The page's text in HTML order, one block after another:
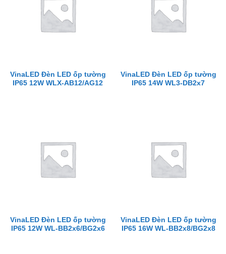
VinaLED Đèn LED ốp tường
IP65 12W WLX-AB12/AG12
VinaLED Đèn LED ốp tường
IP65 14W WL3-DB2x7
VinaLED Đèn LED ốp tường
IP65 12W WL-BB2x6/BG2x6
VinaLED Đèn LED ốp tường
IP65 16W WL-BB2x8/BG2x8